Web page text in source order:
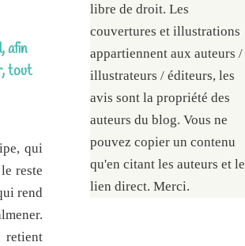
afin
tout
qui
reste
rend
retient
libre de droit. Les
couvertures et illustrations
appartiennent aux auteurs /
illustrateurs / éditeurs, les
avis sont la propriété des
auteurs du blog. Vous ne
pouvez copier un contenu
qu'en citant les auteurs et le
lien direct. Merci.